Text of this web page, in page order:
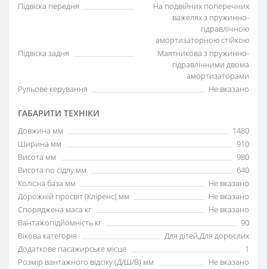
Підвіска передня
На подвійних поперечних
важелях з пружинно-
гідравлічною
амортизаторною стійкою
Підвіска задня
Маятникова з пружинно-
гідравлічними двома
амортизаторами
Рульове керування
Не вказано
ГАБАРИТИ ТЕХНІКИ
Довжина мм
1480
Ширина мм
910
Висота мм
980
Висота по сідлу мм
640
Колісна база мм
Не вказано
Дорожній просвіт (Кліренс) мм
Не вказано
Споряджена маса кг
Не вказано
Вантажопідйомність кг
90
Вікова категорія
Для дітей,Для дорослих
Додаткове пасажирське місце
1
Розмір вантажного відсіку (Д/Ш/В) мм
Не вказано